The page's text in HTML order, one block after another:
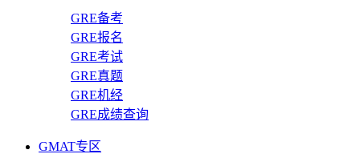
GRE备考
GRE报名
GRE考试
GRE真题
GRE机经
GRE成绩查询
GMAT专区